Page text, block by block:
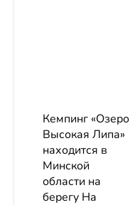
Кемпинг «Озеро
Высокая Липа»
находится в
Минской
области на
берегу На